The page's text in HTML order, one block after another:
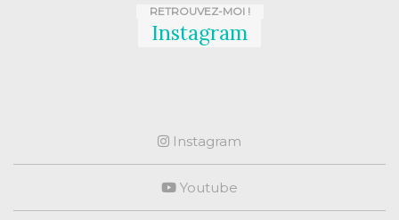
RETROUVEZ-MOI !
Instagram
Instagram
Youtube